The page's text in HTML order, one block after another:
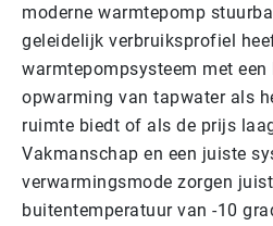
moderne warmtepomp
geleidelijk verbruiksprofiel
warmtepompsysteem met
opwarming van tapwater als
ruimte biedt of als de prijs
Vakmanschap en een juiste
verwarmingsmode zorgen
buitentemperatuur van -10